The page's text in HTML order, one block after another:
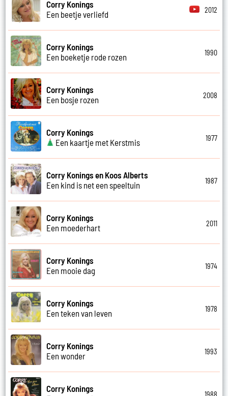
Corry Konings
Een beetje verliefd
2012
Corry Konings
Een boeketje rode rozen
1990
Corry Konings
Een bosje rozen
2008
Corry Konings
Een kaartje met Kerstmis
1977
Corry Konings en Koos Alberts
Een kind is net een speeltuin
1987
Corry Konings
Een moederhart
2011
Corry Konings
Een mooie dag
1974
Corry Konings
Een teken van leven
1978
Corry Konings
Een wonder
1993
Corry Konings
1988